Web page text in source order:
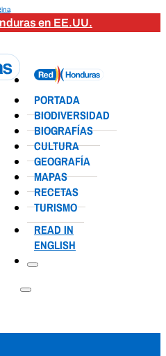
en EE.UU.
PORTADA
BIODIVERSIDAD
BIOGRAFÍAS
CULTURA
GEOGRAFÍA
MAPAS
RECETAS
TURISMO
READ IN
ENGLISH